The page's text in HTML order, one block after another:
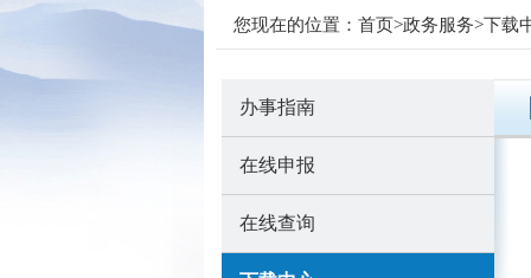
您现在的位置： 首页>政务服务>下载
办事指南
在线申报
在线查询